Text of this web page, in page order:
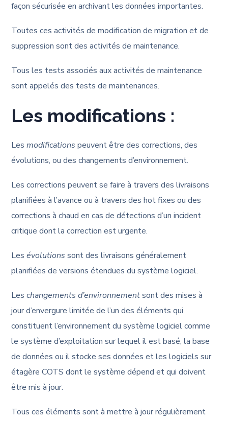
façon sécurisée en archivant les données importantes.
Toutes ces activités de modification de migration et de
suppression sont des activités de maintenance.
Tous les tests associés aux activités de maintenance
sont appelés des tests de maintenances.
Les modifications :
Lesmodifications peuvent être des corrections, des
évolutions, ou des changements d’environnement.
Les corrections peuvent se faire à travers des livraisons
planifiées à l’avance ou à travers des hot fixes ou des
corrections à chaud en cas de détections d’un incident
critique dont la correction est urgente.
Lesévolutions sont des livraisons généralement
planifiées de versions étendues du système logiciel.
Leschangements d’environnementsont des mises à
jour d’envergure limitée de l’un des éléments qui
constituent l’environnement du système logiciel comme
le système d’exploitation sur lequel il est basé, la base
de données ou il stocke ses données et les logiciels sur
étagère COTS dont le système dépend et qui doivent
être mis à jour.
Tous ces éléments sont à mettre à jour régulièrement